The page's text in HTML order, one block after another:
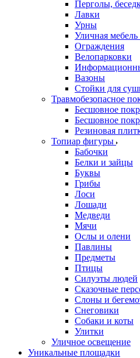
Перголы,
Лавки
Урны
Уличная
Ограждения
Велопарковки
Вазоны
Стойки для
Травмобезопасное
Бесшовное
Бесшовное
Резиновая
Топиар фигуры
Бабочки
Белки и зайцы
Буквы
Грибы
Лоси
Лошади
Медведи
Мячи
Ослы и олени
Павлины
Предметы
Птицы
Силуэты людей
Сказочные
Слоны и
Снеговики
Собаки и коты
Улитки
Уличное освещение
Уникальные площадки